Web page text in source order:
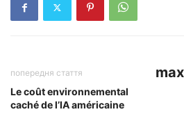
попередня стаття
Le coût environnemental
caché de l’IA américaine